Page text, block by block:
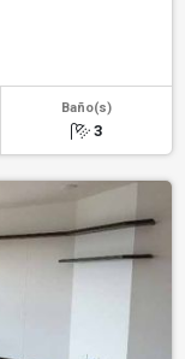
Baño(s)
3